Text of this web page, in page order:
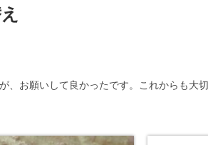
お願いして良かったです。これからも大